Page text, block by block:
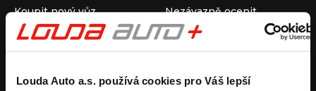
Louda Auto a.s. používá cookies pro Váš lepší
Koupit nový vůz
Koupit ojetý vůz
Koupit užitkový vůz
Nezávazně ocenit
Průběh výkupu vozu
Pronájem Společnost